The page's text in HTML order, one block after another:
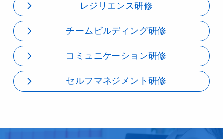
レジリエンス研修
チームビルディング研修
コミュニケーション研修
セルフマネジメント研修